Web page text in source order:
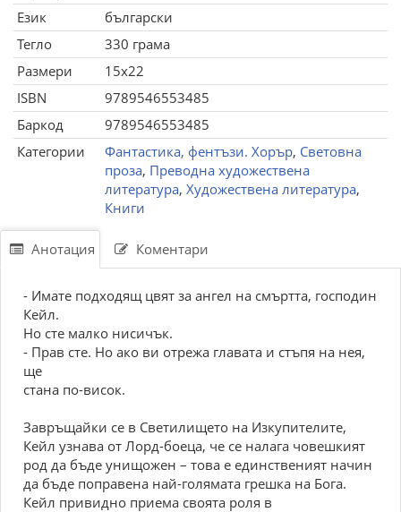
Език
български
Тегло
330 грама
Размери
15x22
ISBN
9789546553485
Баркод
9789546553485
Категории
Фантастика, фентъзи. Хорър, Световна
проза, Преводна художествена
литература, Художествена литература,
Книги
Анотация Коментари
- Имате подходящ цвят за ангел на смъртта, господин
Кейл.
Но сте малко нисичък.
- Прав сте. Но ако ви отрежа главата и стъпя на нея,
ще
стана по-висок.
Завръщайки се в Светилището на Изкупителите,
Кейл узнава от Лорд-боеца, че се налага човешкият
род да бъде унищожен – това е единственият начин
да бъде поправена най-голямата грешка на Бога.
Кейл привидно приема своята роля в